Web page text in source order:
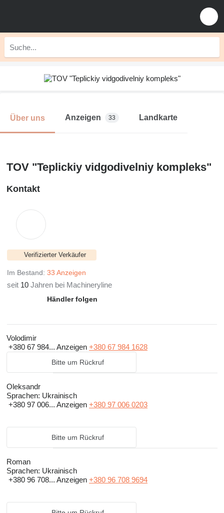
Über uns Anzeigen 33 Landkarte
TOV "Teplickiy vidgodivelniy kompleks"
Kontakt
Verifizierter Verkäufer
Im Bestand: 33 Anzeigen
seit 10 Jahren bei Machineryline
Händler folgen
Volodimir
+380 67 984... Anzeigen +380 67 984 1628
Bitte um Rückruf
Oleksandr
Sprachen: Ukrainisch
+380 97 006... Anzeigen +380 97 006 0203
Bitte um Rückruf
Roman
Sprachen: Ukrainisch
+380 96 708... Anzeigen +380 96 708 9694